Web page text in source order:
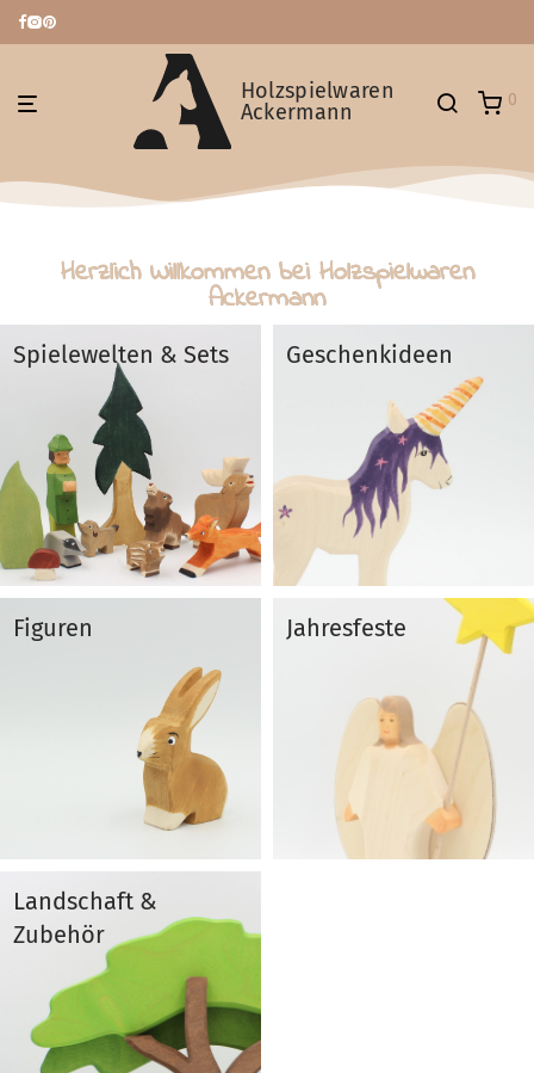
Holzspielwaren
Ackermann
0
Herzlich Willkommen bei Holzspielwaren
Ackermann
Spielewelten & Sets Geschenkideen
Figuren Jahresfeste
Landschaft &
Zubehör